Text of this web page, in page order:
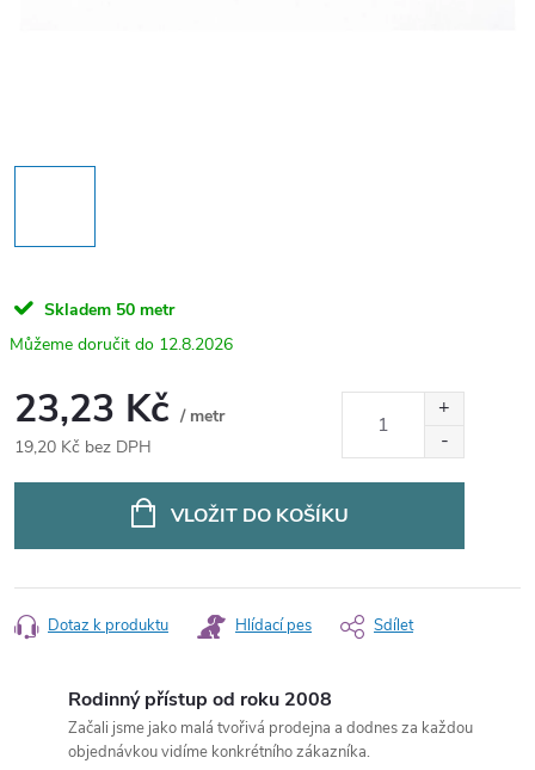
Skladem 50 metr
12.8.2026
23,23 Kč / metr
19,20 Kč bez DPH
VLOŽIT DO KOŠÍKU
Dotaz k produktu Hlídací pes Sdílet
Rodinný přístup od roku 2008
Začali jsme jako malá tvořivá prodejna a dodnes za každou
objednávkou vidíme konkrétního zákazníka.